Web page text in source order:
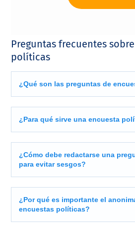
Preguntas frecuentes
políticas
¿Qué son las preguntas de
¿Para qué sirve una encuesta
¿Cómo debe redactarse una
para evitar sesgos?
¿Por qué es importante el
encuestas políticas?